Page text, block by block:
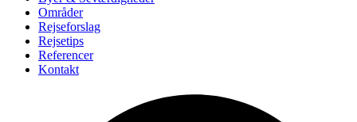
Områder
Rejseforslag
Rejsetips
Referencer
Kontakt